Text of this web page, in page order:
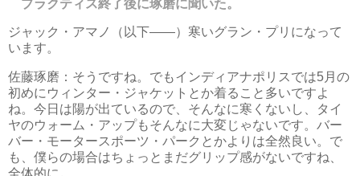
プラクティス終了後に琢磨に聞いた。
ジャック・アマノ（以下――）寒いグラン・プリになって
います。
佐藤琢磨：そうですね。でもインディアナポリスでは5月の
初めにウィンター・ジャケットとか着ること多いですよ
ね。今日は陽が出ているので、そんなに寒くないし、タイ
ヤのウォーム・アップもそんなに大変じゃないです。バー
バー・モータースポーツ・パークとかよりは全然良い。で
も、僕らの場合はちょっとまだグリップ感がないですね、